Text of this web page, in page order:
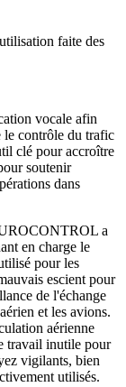
faite des
vocale afin
le contrôle du trafic
clé pour accroître
soutenir
dans
a
en charge le
pour les
escient pour
de l'échange
et les avions.
aérienne
travail inutile pour
vigilants, bien
utilisés.